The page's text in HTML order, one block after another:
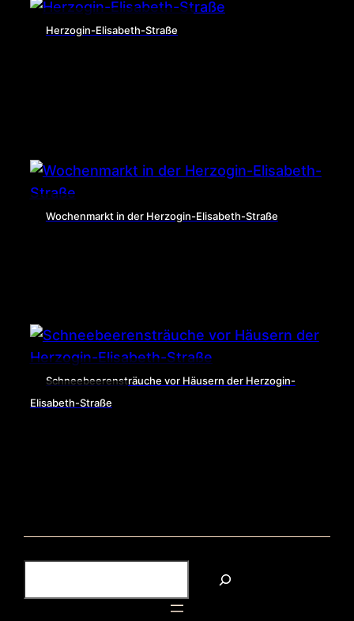
Herzogin-Elisabeth-Straße
Wochenmarkt in der Herzogin-Elisabeth-Straße
Schneebeerensträuche vor Häusern der Herzogin-
Elisabeth-Straße